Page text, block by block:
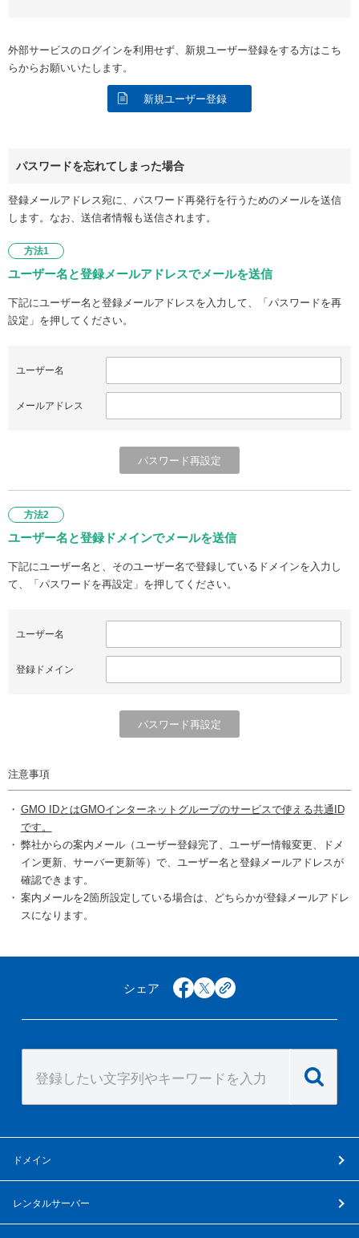
外部サービスのログインを利用せず、新規ユーザー登録をする方はこち
らからお願いいたします。
新規ユーザー登録
パスワードを忘れてしまった場合
登録メールアドレス宛に、パスワード再発行を行うためのメールを送信
します。なお、送信者情報も送信されます。
方法1
ユーザー名と登録メールアドレスでメールを送信
下記にユーザー名と登録メールアドレスを入力して、「パスワードを再
設定」を押してください。
ユーザー名
メールアドレス
方法2
ユーザー名と登録ドメインでメールを送信
下記にユーザー名と、そのユーザー名で登録しているドメインを入力し
て、「パスワードを再設定」を押してください。
ユーザー名
登録ドメイン
注意事項
GMO IDとはGMOインターネットグループのサービスで使える共通ID
です。
弊社からの案内メール（ユーザー登録完了、ユーザー情報変更、ドメ
イン更新、サーバー更新等）で、ユーザー名と登録メールアドレスが
確認できます。
案内メールを2箇所設定している場合は、どちらかが登録メールアドレ
スになります。
シェア facebook
x copy
ドメイン
レンタルサーバー